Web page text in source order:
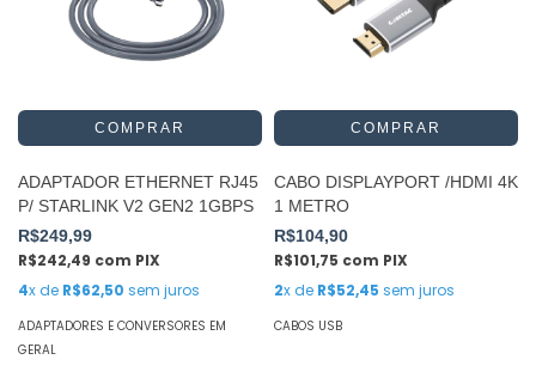
ADAPTADOR ETHERNET RJ45
P/ STARLINK V2 GEN2 1GBPS
R$249,99
R$242,49 com PIX
4x de R$62,50 sem juros
ADAPTADORES E CONVERSORES EM
GERAL
CABO DISPLAYPORT /HDMI 4K
1 METRO
R$104,90
R$101,75 com PIX
2x de R$52,45 sem juros
CABOS USB